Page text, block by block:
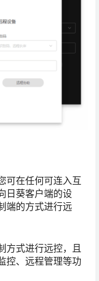
可在任何可连入互
日葵客户端的设
端的方式进行远
方式进行远控，且
控、远程管理等功